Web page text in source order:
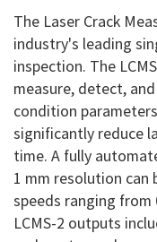
The Laser Crack
industry's leading
inspection. The
measure, detect,
condition
significantly reduce
time. A fully
1 mm resolution can
speeds ranging from
LCMS-2 outputs